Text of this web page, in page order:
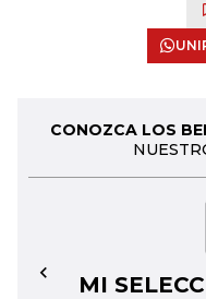
CONOZCA LOS
MI
←